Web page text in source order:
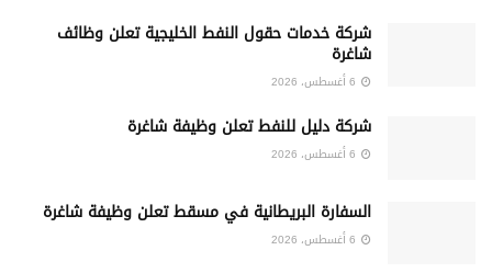
شركة خدمات حقول النفط الخليجية تعلن وظائف
شاغرة
شركة دليل للنفط تعلن وظيفة شاغرة
السفارة البريطانية في مسقط تعلن وظيفة شاغرة